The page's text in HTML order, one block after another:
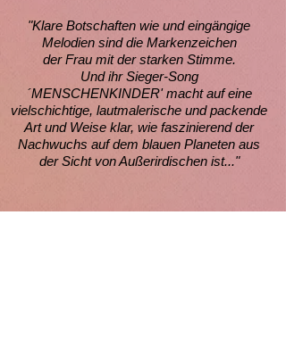
"Klare Botschaften wie und eingängige
Melodien sind die Markenzeichen
der Frau mit der starken Stimme.
Und ihr Sieger-Song
´MENSCHENKINDER' macht auf eine
vielschichtige, lautmalerische und packende
Art und Weise klar, wie faszinierend der
Nachwuchs auf dem blauen Planeten aus
der Sicht von Außerirdischen ist..."